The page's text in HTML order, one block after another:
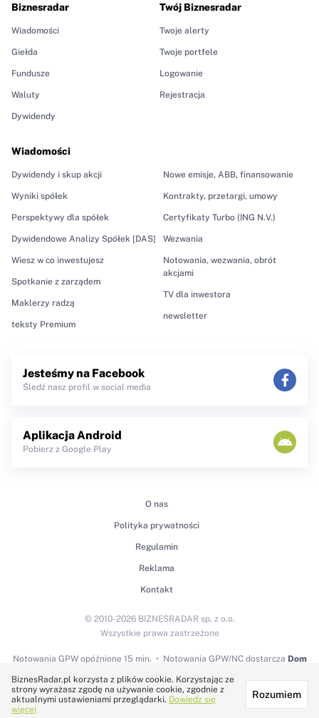
Biznesradar
Wiadomości
Giełda
Fundusze
Waluty
Dywidendy
Wiadomości
Dywidendy i skup akcji
Wyniki spółek
Perspektywy dla spółek
Dywidendowe Analizy Spółek [DAS]
Wiesz w co inwestujesz
Spotkanie z zarządem
Maklerzy radzą
teksty Premium
Nowe emisje, ABB, finansowanie
Kontrakty, przetargi, umowy
Certyfikaty Turbo (ING N.V.)
Wezwania
Notowania, wezwania, obrót
akcjami
TV dla inwestora
newsletter
Twój Biznesradar
Twoje alerty
Twoje portfele
Logowanie
Rejestracja
Jesteśmy na Facebook
Śledź nasz profil w social media
Aplikacja Android
Pobierz z Google Play
O nas
Polityka prywatności
Regulamin
Reklama
Kontakt
Notowania GPWopóźnione 15 min. Notowania GPW/NC dostarcza Dom
© 2010-2026 BIZNESRADAR sp. z o.o.
Wszystkie prawa zastrzeżone
Technologię dostarcza:
BiznesRadar.pl korzysta z plików cookie. Korzystając ze
strony wyrażasz zgodę na używanie cookie, zgodnie z
aktualnymi ustawieniami przeglądarki. Dowiedz się
więcej
Rozumiem